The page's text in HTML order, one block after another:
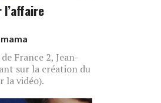
l’affaire
France 2, Jean-
sur la création du
la vidéo).